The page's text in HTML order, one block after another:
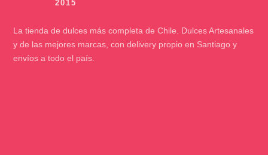
La tienda de dulces más completa de Chile. Dulces Artesanales
y de las mejores marcas, con delivery propio en Santiago y
envíos a todo el país.